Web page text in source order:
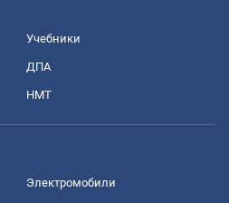
Учебники
ДПА
НМТ
Электромобили